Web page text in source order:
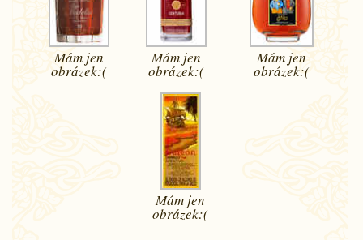
Mám jen
obrázek:(
Mám jen
obrázek:(
Mám jen
obrázek:(
Mám jen
obrázek:(